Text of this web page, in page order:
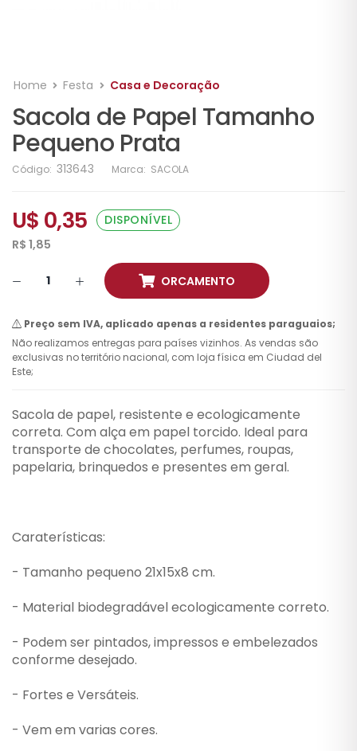
Home Festa Casa e Decoração
Sacola de Papel Tamanho
Pequeno Prata
Código: 313643 Marca: SACOLA
U$ 0,35
DISPONÍVEL
R$ 1,85
ORCAMENTO
Preço sem IVA, aplicado apenas a residentes paraguaios;
Não realizamos entregas para países vizinhos. As vendas são
exclusivas no território nacional, com loja física em Ciudad del
Este;
Sacola de papel, resistente e ecologicamente
correta. Com alça em papel torcido. Ideal para
transporte de chocolates, perfumes, roupas,
papelaria, brinquedos e presentes em geral.
Caraterísticas:
- Tamanho pequeno 21x15x8 cm.
- Material biodegradável ecologicamente correto.
- Podem ser pintados, impressos e embelezados
conforme desejado.
- Fortes e Versáteis.
- Vem em varias cores.